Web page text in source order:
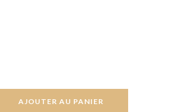
AJOUTER AU PANIER